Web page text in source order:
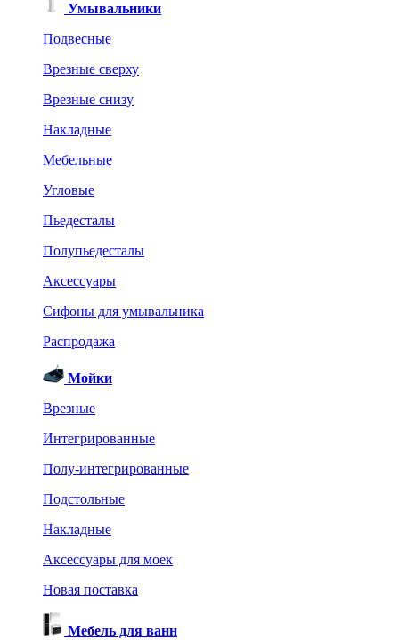
Умывальники
Подвесные
Врезные сверху
Врезные снизу
Накладные
Мебельные
Угловые
Пьедесталы
Полупьедесталы
Аксессуары
Сифоны для умывальника
Распродажа
Мойки
Врезные
Интегрированные
Полу-интегрированные
Подстольные
Накладные
Аксессуары для моек
Новая поставка
Мебель для ванн